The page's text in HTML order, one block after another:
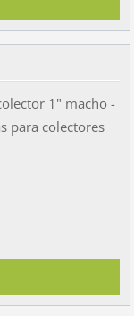
1" macho -
para colectores